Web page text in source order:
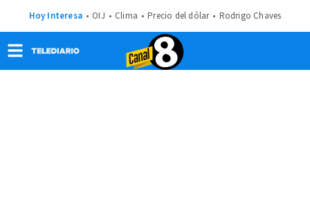
Hoy Interesa OIJ Clima Precio del dólar Rodrigo Chaves